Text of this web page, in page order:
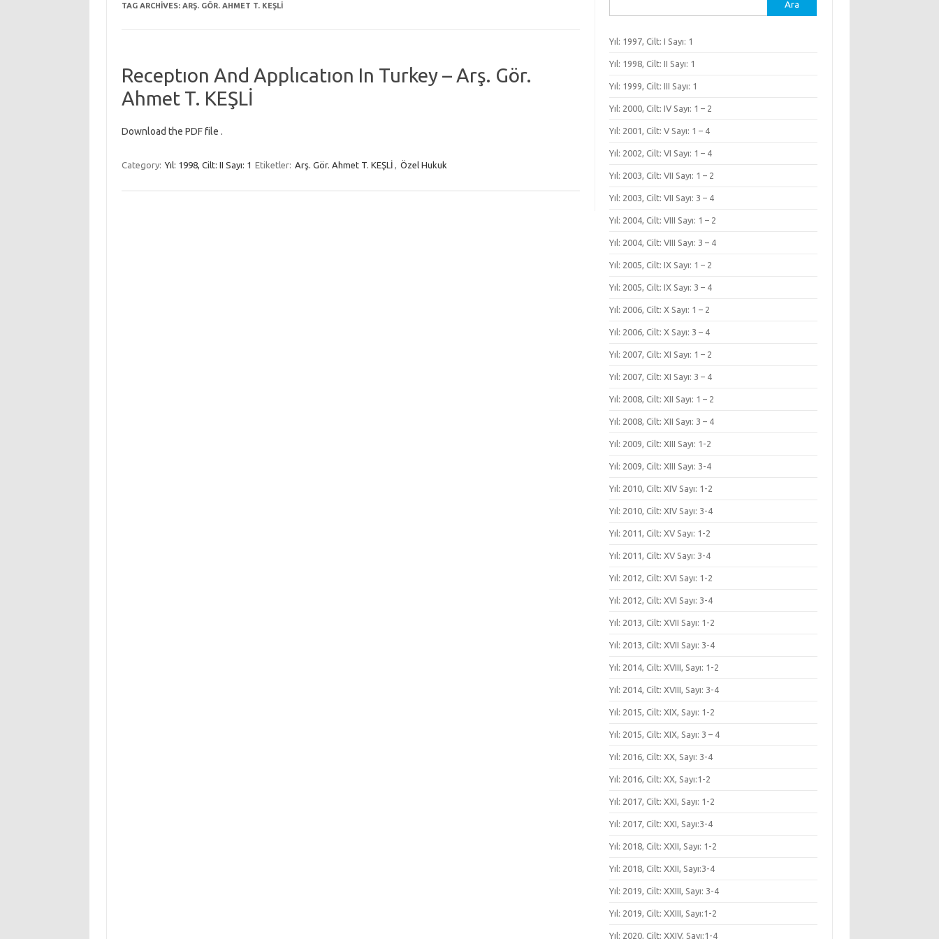
TAG ARCHIVES: ARŞ. GÖR. AHMET T. KEŞLİ
Receptıon And Applıcatıon In Turkey – Arş. Gör.
Ahmet T. KEŞLİ
Download the PDF file .
Category: Yıl: 1998, Cilt: II Sayı: 1 Etiketler: Arş. Gör. Ahmet T. KEŞLİ , Özel Hukuk
Yıl: 1997, Cilt: I Sayı: 1
Yıl: 1998, Cilt: II Sayı: 1
Yıl: 1999, Cilt: III Sayı: 1
Yıl: 2000, Cilt: IV Sayı: 1 – 2
Yıl: 2001, Cilt: V Sayı: 1 – 4
Yıl: 2002, Cilt: VI Sayı: 1 – 4
Yıl: 2003, Cilt: VII Sayı: 1 – 2
Yıl: 2003, Cilt: VII Sayı: 3 – 4
Yıl: 2004, Cilt: VIII Sayı: 1 – 2
Yıl: 2004, Cilt: VIII Sayı: 3 – 4
Yıl: 2005, Cilt: IX Sayı: 1 – 2
Yıl: 2005, Cilt: IX Sayı: 3 – 4
Yıl: 2006, Cilt: X Sayı: 1 – 2
Yıl: 2006, Cilt: X Sayı: 3 – 4
Yıl: 2007, Cilt: XI Sayı: 1 – 2
Yıl: 2007, Cilt: XI Sayı: 3 – 4
Yıl: 2008, Cilt: XII Sayı: 1 – 2
Yıl: 2008, Cilt: XII Sayı: 3 – 4
Yıl: 2009, Cilt: XIII Sayı: 1-2
Yıl: 2009, Cilt: XIII Sayı: 3-4
Yıl: 2010, Cilt: XIV Sayı: 1-2
Yıl: 2010, Cilt: XIV Sayı: 3-4
Yıl: 2011, Cilt: XV Sayı: 1-2
Yıl: 2011, Cilt: XV Sayı: 3-4
Yıl: 2012, Cilt: XVI Sayı: 1-2
Yıl: 2012, Cilt: XVI Sayı: 3-4
Yıl: 2013, Cilt: XVII Sayı: 1-2
Yıl: 2013, Cilt: XVII Sayı: 3-4
Yıl: 2014, Cilt: XVIII, Sayı: 1-2
Yıl: 2014, Cilt: XVIII, Sayı: 3-4
Yıl: 2015, Cilt: XIX, Sayı: 1-2
Yıl: 2015, Cilt: XIX, Sayı: 3 – 4
Yıl: 2016, Cilt: XX, Sayı: 3-4
Yıl: 2016, Cilt: XX, Sayı:1-2
Yıl: 2017, Cilt: XXI, Sayı: 1-2
Yıl: 2017, Cilt: XXI, Sayı:3-4
Yıl: 2018, Cilt: XXII, Sayı: 1-2
Yıl: 2018, Cilt: XXII, Sayı:3-4
Yıl: 2019, Cilt: XXIII, Sayı: 3-4
Yıl: 2019, Cilt: XXIII, Sayı:1-2
Yıl: 2020, Cilt: XXIV, Sayı:1-4